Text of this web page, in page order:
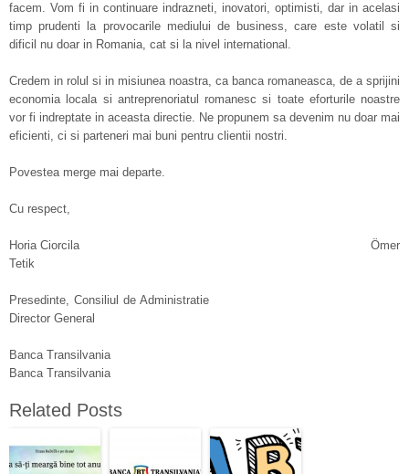
facem. Vom fi in continuare indrazneti, inovatori, optimisti, dar in acelasi
timp prudenti la provocarile mediului de business, care este volatil si
dificil nu doar in Romania, cat si la nivel international.
Credem in rolul si in misiunea noastra, ca banca romaneasca, de a sprijini
economia locala si antreprenoriatul romanesc si toate eforturile noastre
vor fi indreptate in aceasta directie. Ne propunem sa devenim nu doar mai
eficienti, ci si parteneri mai buni pentru clientii nostri.
Povestea merge mai departe.
Cu respect,
Horia Ciorcila Ömer
Tetik
Presedinte, Consiliul de Administratie
Director General
Banca Transilvania
Banca Transilvania
Related Posts